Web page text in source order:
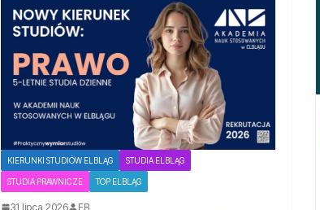
KIERUNKI STUDIÓW ELBLĄG STUDIA ELBLĄG
STUDIA PRAWNICZE TOP ELBLĄG
31 lipca 2026
EB